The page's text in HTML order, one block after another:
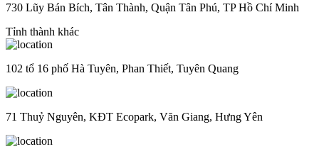
730 Lũy Bán Bích, Tân Thành, Quận Tân Phú, TP Hồ Chí Minh
Tỉnh thành khác
102 tổ 16 phố Hà Tuyên, Phan Thiết, Tuyên Quang
71 Thuỷ Nguyên, KĐT Ecopark, Văn Giang, Hưng Yên